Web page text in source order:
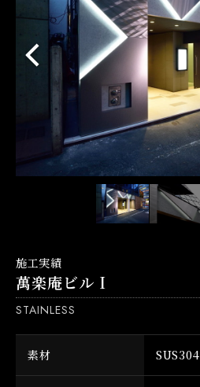
施工実績
萬楽庵ビル I
STAINLESS
素材 SUS304